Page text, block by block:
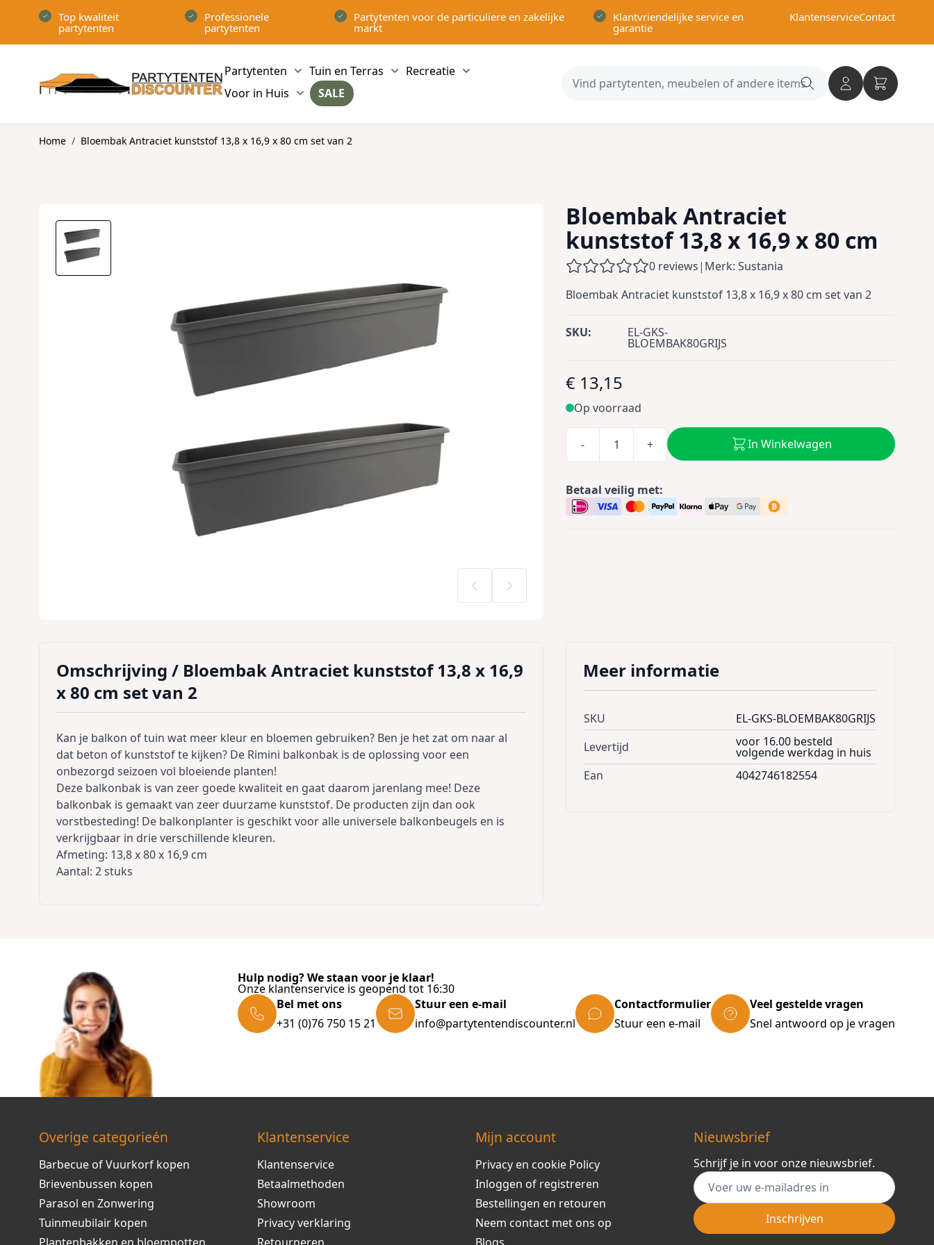
Top kwaliteit
partytenten
Professionele
partytenten
Partytenten voor de particuliere en zakelijke
markt
Klantvriendelijke service en
garantie
KlantenserviceContact
Partytenten
Show submenu for Partytenten category
Tuin en Terras
Show submenu for Tuin en Terras category
Recreatie
Show submenu for Recreatie category
Voor in Huis
Show submenu for Voor in Huis category
SALE
Search
Home / Bloembak Antraciet kunststof 13,8 x 16,9 x 80 cm set van 2
Bloembak Antraciet
kunststof 13,8 x 16,9 x 80 cm
0 reviews| Merk: Sustania
Bloembak Antraciet kunststof 13,8 x 16,9 x 80 cm set van 2
SKU: EL-GKS-
BLOEMBAK80GRIJS
€ 13,15
Op voorraad
- + In Winkelwagen
Betaal veilig met:
Omschrijving / Bloembak Antraciet kunststof 13,8 x 16,9
x 80 cm set van 2
Kan je balkon of tuin wat meer kleur en bloemen gebruiken? Ben je het zat om naar al
dat beton of kunststof te kijken? De Rimini balkonbak is de oplossing voor een
onbezorgd seizoen vol bloeiende planten!
Deze balkonbak is van zeer goede kwaliteit en gaat daarom jarenlang mee! Deze
balkonbak is gemaakt van zeer duurzame kunststof. De producten zijn dan ook
vorstbesteding! De balkonplanter is geschikt voor alle universele balkonbeugels en is
verkrijgbaar in drie verschillende kleuren.
Afmeting: 13,8 x 80 x 16,9 cm
Aantal: 2 stuks
Meer informatie
SKU
EL-GKS-BLOEMBAK80GRIJS
Levertijd
voor 16.00 besteld
volgende werkdag in huis
Ean
4042746182554
Hulp nodig? We staan voor je klaar!
Onze klantenservice is geopend tot 16:30
Bel met ons
+31 (0)76 750 15 21
Stuur een e-mail
info@partytentendiscounter.nl
Contactformulier
Stuur een e-mail
Veel gestelde vragen
Snel antwoord op je vragen
Overige categorieén
Barbecue of Vuurkorf kopen
Brievenbussen kopen
Parasol en Zonwering
Tuinmeubilair kopen
Klantenservice
Klantenservice
Betaalmethoden
Showroom
Privacy verklaring
Mijn account
Privacy en cookie Policy
Inloggen of registreren
Bestellingen en retouren
Neem contact met ons op
Nieuwsbrief
Schrijf je in voor onze nieuwsbrief.
E-mail adres
Inschrijven